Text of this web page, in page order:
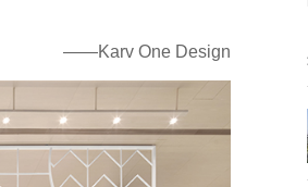
——Karv One Design